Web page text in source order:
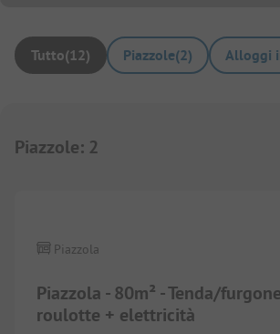
Tutto(12) Piazzole(2) Alloggi
Piazzole: 2
Piazzola - 80m² - Tenda/
roulotte + elettricità
Piazzola